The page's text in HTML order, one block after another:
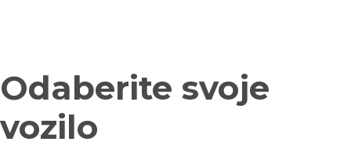
Odaberite svoje
vozilo